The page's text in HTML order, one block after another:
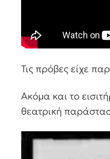
Τις πρόβες είχε
Ακόμα και το
θεατρική